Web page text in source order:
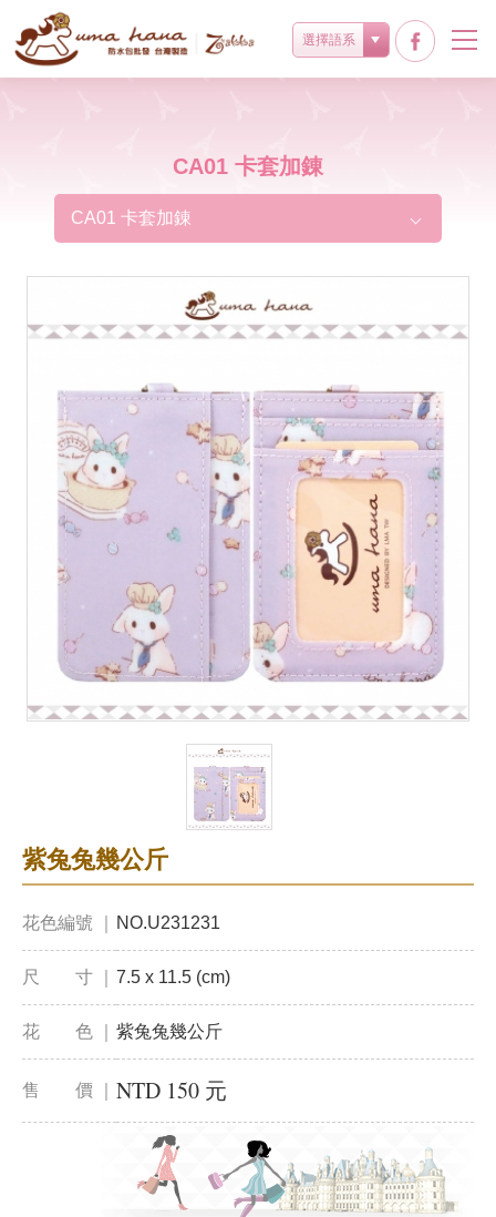
選擇語系
CA01 卡套加錬
CA01 卡套加錬
紫兔兔幾公斤
花色編號 ｜ NO.U231231
尺 寸 ｜ 7.5 x 11.5 (cm)
花 色 ｜ 紫兔兔幾公斤
售 價 ｜ NTD 150 元